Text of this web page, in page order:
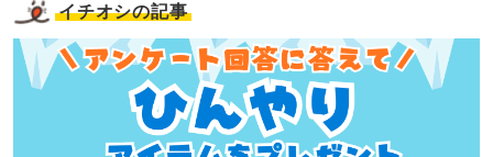
イチオシの記事